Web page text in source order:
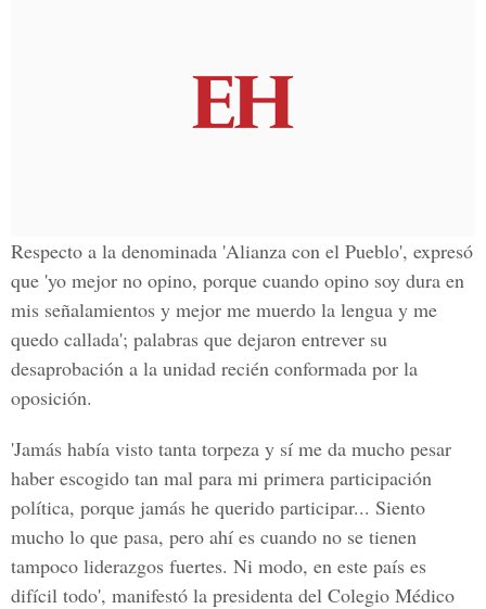
Respecto a la denominada 'Alianza con el Pueblo', expresó
que 'yo mejor no opino, porque cuando opino soy dura en
mis señalamientos y mejor me muerdo la lengua y me
quedo callada'; palabras que dejaron entrever su
desaprobación a la unidad recién conformada por la
oposición.
'Jamás había visto tanta torpeza y sí me da mucho pesar
haber escogido tan mal para mi primera participación
política, porque jamás he querido participar... Siento
mucho lo que pasa, pero ahí es cuando no se tienen
tampoco liderazgos fuertes. Ni modo, en este país es
difícil todo', manifestó la presidenta del Colegio Médico